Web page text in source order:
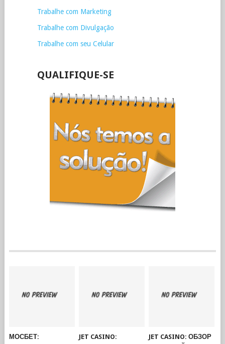
Trabalhe com Marketing
Trabalhe com Divulgação
Trabalhe com seu Celular
QUALIFIQUE-SE
МОСБЕТ:
JET CASINO:
JET CASINO: ОБЗОР